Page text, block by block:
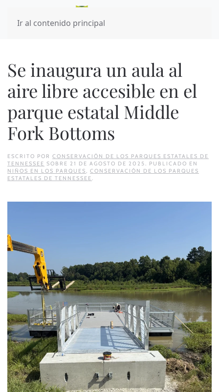
Ir al contenido principal
Se inaugura un aula al
aire libre accesible en el
parque estatal Middle
Fork Bottoms
ESCRITO POR CONSERVACIÓN DE LOS PARQUES ESTATALES DE
TENNESSEE SOBRE 21 DE AGOSTO DE 2025. PUBLICADO EN
NIÑOS EN LOS PARQUES, CONSERVACIÓN DE LOS PARQUES
ESTATALES DE TENNESSEE.